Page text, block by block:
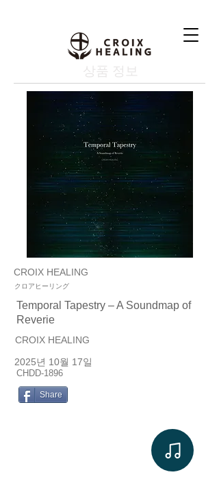
상품 정보
CROIX HEALING
クロアヒーリング
Temporal Tapestry – A Soundmap of
Reverie
CROIX HEALING
2025년 10월 17일
CHDD-1896
Share